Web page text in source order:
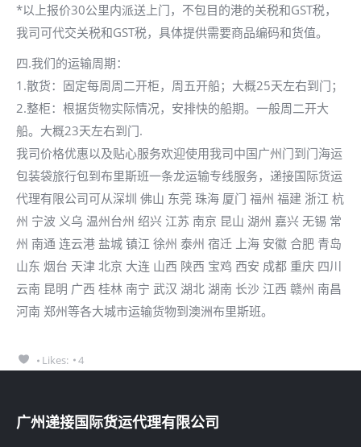
*以上报价30公里内派送上门，不包目的港的关税和GST税，
我司可代交关税和GST税，具体提供需要商品编码和货值。
四.我们的运输周期：
1.散货：固定每周周二开柜，周五开船；大概25天左右到门；
2.整柜：根据货物实际情况，安排快的船期。一般周二开大
船。大概23天左右到门.
我司价格优惠以及贴心服务欢迎使用我司中国广州门到门海运
包装袋旅行包到布里斯班一条龙运输专线服务，递接国际货运
代理有限公司可从深圳 佛山 东莞 珠海 厦门 福州 福建 浙江 杭
州 宁波 义乌 温州台州 绍兴 江苏 南京 昆山 湖州 嘉兴 无锡 常
州 南通 连云港 盐城 镇江 徐州 泰州 宿迁 上海 安徽 合肥 青岛
山东 烟台 天津 北京 大连 山西 陕西 宝鸡 西安 成都 重庆 四川
云南 昆明 广西 桂林 南宁 武汉 湖北 湖南 长沙 江西 赣州 南昌
河南 郑州等各大城市运输货物到澳洲布里斯班。
Likes: 4
广州递接国际货运代理有限公司